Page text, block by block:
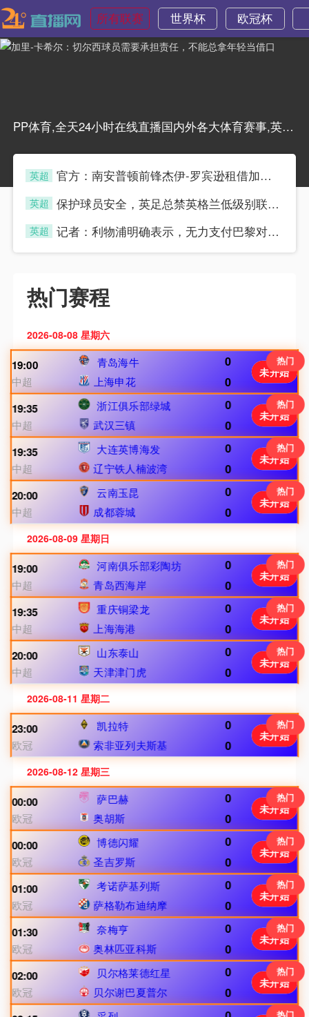
所有联赛 世界杯 欧冠杯
PP体育,全天24小时在线直播国内外各大体育赛事,英超直播,西甲,德甲直播,亚冠,欧冠,欧联杯,CBA,篮球直播,WWE直播,PP体育,PP视频一起玩出精彩
英超 官方：南安普顿前锋杰伊-罗宾逊租借加盟蒙扎
英超 保护球员安全，英足总禁英格兰低级别联赛球场实墙
英超 记者：利物浦明确表示，无力支付巴黎对巴尔科拉的要价
热门赛程
2026-08-08 星期六
热门
19:00
中超
青岛海牛 0
0
上海申花
未开始
热门
19:35
中超
浙江俱乐部绿城
0
0
武汉三镇
未开始
热门
19:35
中超
大连英博海发
0
0
辽宁铁人楠波湾
未开始
热门
20:00
中超
云南玉昆
0
0
成都蓉城
未开始
2026-08-09 星期日
热门
19:00
中超
河南俱乐部彩陶坊
0
0
青岛西海岸
未开始
热门
19:35
中超
重庆铜梁龙
0
0
上海海港
未开始
热门
20:00
中超
山东泰山
0
0
天津津门虎
未开始
2026-08-11 星期二
热门
23:00
欧冠
凯拉特
0
0
索非亚列夫斯基
未开始
2026-08-12 星期三
热门
00:00
欧冠
萨巴赫
0
0
奥胡斯
未开始
热门
00:00
欧冠
博德闪耀
0
0
圣吉罗斯
未开始
热门
01:00
欧冠
考诺萨基列斯
0
0
萨格勒布迪纳摩
未开始
热门
01:30
欧冠
奈梅亨
0
0
奥林匹亚科斯
未开始
热门
02:00
欧冠
贝尔格莱德红星 0
0
贝尔谢巴夏普尔
未开始